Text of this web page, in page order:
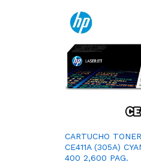
CARTUCHO
CE411A (305A)
400 2,600 PAG.